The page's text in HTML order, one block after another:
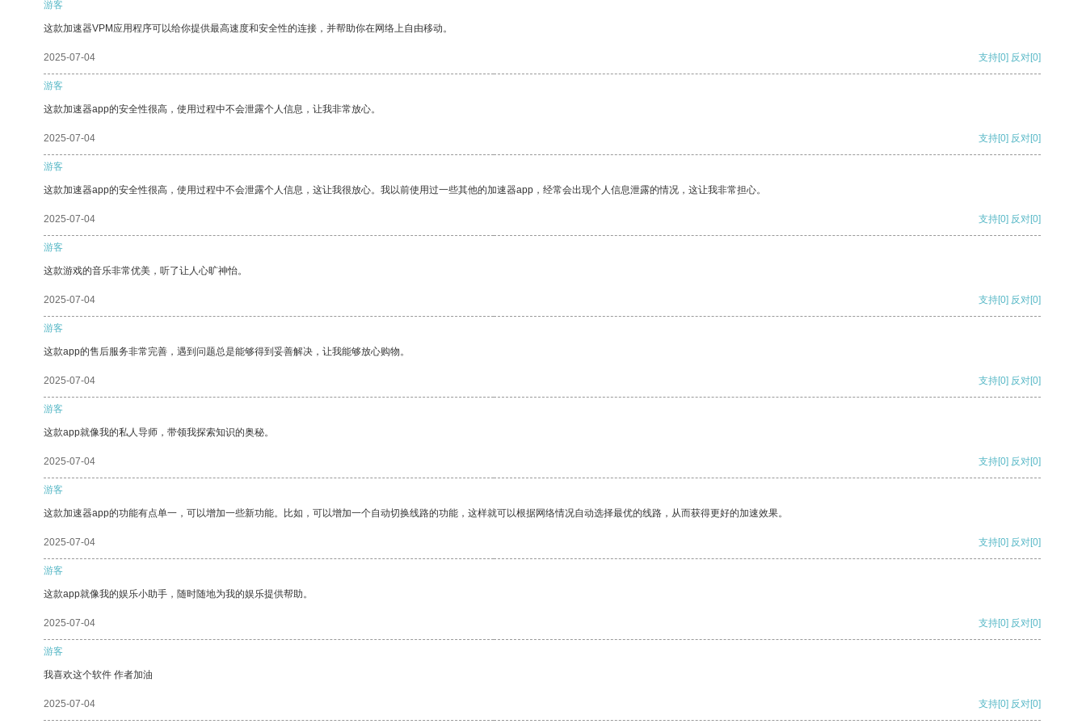
游客
这款加速器VPM应用程序可以给你提供最高速度和安全性的连接，并帮助你在网络上自由移动。
2025-07-04 支持[0] 反对[0]
游客
这款加速器app的安全性很高，使用过程中不会泄露个人信息，让我非常放心。
2025-07-04 支持[0] 反对[0]
游客
这款加速器app的安全性很高，使用过程中不会泄露个人信息，这让我很放心。我以前使用过一些其他的加速器app，经常会出现个人信息泄露的情况，这让我非常担心。
2025-07-04 支持[0] 反对[0]
游客
这款游戏的音乐非常优美，听了让人心旷神怡。
2025-07-04 支持[0] 反对[0]
游客
这款app的售后服务非常完善，遇到问题总是能够得到妥善解决，让我能够放心购物。
2025-07-04 支持[0] 反对[0]
游客
这款app就像我的私人导师，带领我探索知识的奥秘。
2025-07-04 支持[0] 反对[0]
游客
这款加速器app的功能有点单一，可以增加一些新功能。比如，可以增加一个自动切换线路的功能，这样就可以根据网络情况自动选择最优的线路，从而获得更好的加速效果。
2025-07-04 支持[0] 反对[0]
游客
这款app就像我的娱乐小助手，随时随地为我的娱乐提供帮助。
2025-07-04 支持[0] 反对[0]
游客
我喜欢这个软件 作者加油
2025-07-04 支持[0] 反对[0]